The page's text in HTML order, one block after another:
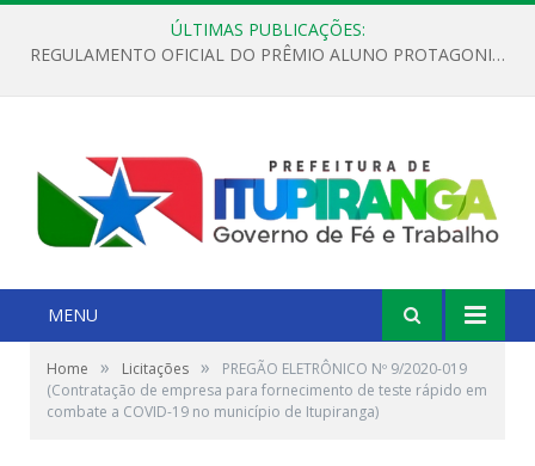
ÚLTIMAS PUBLICAÇÕES:
REGULAMENTO OFICIAL DO PRÊMIO ALUNO PROTAGONISTA – EDIÇÃO 2026
MENU
Home » Licitações »
PREGÃO ELETRÔNICO Nº 9/2020-019
(Contratação de empresa para fornecimento de teste rápido em
combate a COVID-19 no município de Itupiranga)